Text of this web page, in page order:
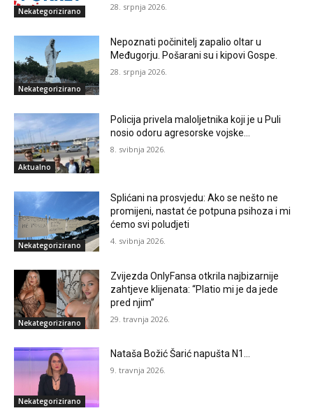
Nekategorizirano 28. srpnja 2026.
Nekategorizirano
Nepoznati počinitelj zapalio oltar u
Međugorju. Pošarani su i kipovi Gospe.
28. srpnja 2026.
Aktualno
Policija privela maloljetnika koji je u Puli
nosio odoru agresorske vojske…
8. svibnja 2026.
Nekategorizirano
Splićani na prosvjedu: Ako se nešto ne
promijeni, nastat će potpuna psihoza i mi
ćemo svi poludjeti
4. svibnja 2026.
Nekategorizirano
Zvijezda OnlyFansa otkrila najbizarnije
zahtjeve klijenata: “Platio mi je da jede
pred njim”
29. travnja 2026.
Nekategorizirano
Nataša Božić Šarić napušta N1…
9. travnja 2026.